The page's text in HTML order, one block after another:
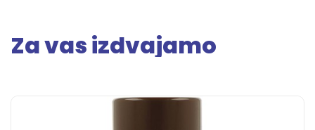
Za vas izdvajamo